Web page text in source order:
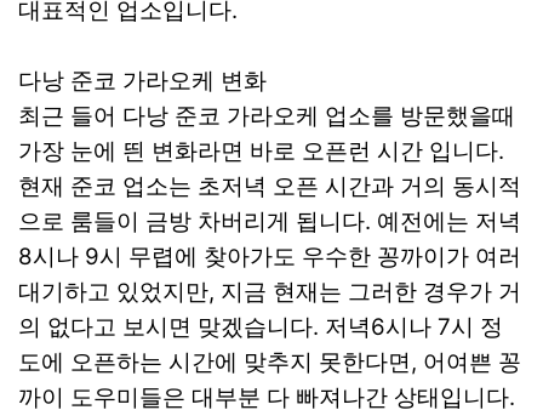
대표적인 업소입니다.
다낭 준코 가라오케 변화
최근 들어 다낭 준코 가라오케 업소를 방문했을때
가장 눈에 띈 변화라면 바로 오픈런 시간 입니다.
현재 준코 업소는 초저녁 오픈 시간과 거의 동시적
으로 룸들이 금방 차버리게 됩니다. 예전에는 저녁
8시나 9시 무렵에 찾아가도 우수한 꽁까이가 여러
대기하고 있었지만, 지금 현재는 그러한 경우가 거
의 없다고 보시면 맞겠습니다. 저녁6시나 7시 정
도에 오픈하는 시간에 맞추지 못한다면, 어여쁜 꽁
까이 도우미들은 대부분 다 빠져나간 상태입니다.